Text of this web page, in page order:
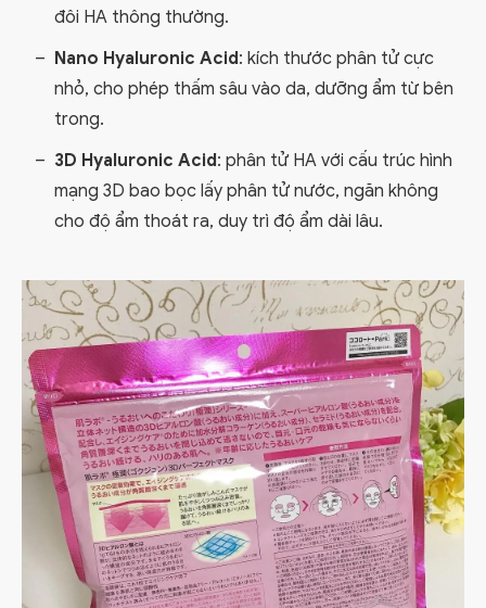
đôi HA thông thường.
Nano Hyaluronic Acid: kích thước phân tử cực
nhỏ, cho phép thấm sâu vào da, dưỡng ẩm từ bên
trong.
3D Hyaluronic Acid: phân tử HA với cấu trúc hình
mạng 3D bao bọc lấy phân tử nước, ngăn không
cho độ ẩm thoát ra, duy trì độ ẩm dài lâu.